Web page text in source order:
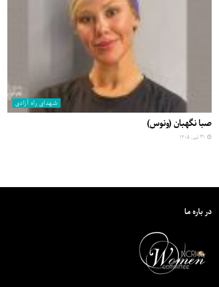
شهدای راه آزادی
صبا نگهبان (ونوس)
در باره ما